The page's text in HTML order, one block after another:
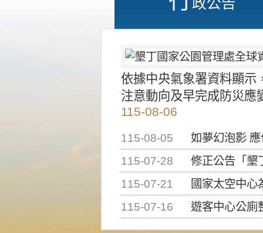
依據中央氣象署資料顯示
注意動向及早完成防災應
115-08-06
115-08-05
如夢幻泡影
115-07-28
修正公告「墾丁國家公
115-07-21
國家太空中心為辦理
115-07-16
遊客中心公廁